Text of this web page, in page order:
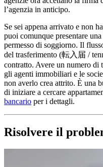
l’agenzia in anticipo.
Se sei appena arrivato e non
puoi comunque presentare
permesso di soggiorno. Il
del trasferimento (転入届 /
contratto. Avere un numero
gli agenti immobiliari e le
non averlo crea attrito. È una
di iniziare a cercare
bancario per i dettagli.
Risolvere il